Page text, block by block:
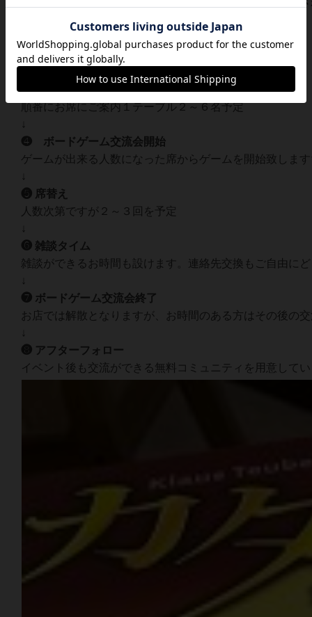
受付にお時間がかかる場合がありますので、早めに受付
❷ ソフトドリンクオーダー
１ドリンク付きです✨
❸ ご案内
順番にお席にご案内１テーブル２～６名予定
↓
❹ ボードゲーム交流会開始
ゲームが出来る人数になった席からゲームを開始致しま
↓
❺ 席替え
人数次第ですが２～３回を予定
↓
❻ 雑談タイム
雑談ができるお時間も設けます。連絡先交換もご自由に
↓
❼ ボードゲーム交流会終了
お店では解散となりますが、お時間のある方はその後の
↓
❽ アフターフォロー
イベント後も交流ができる無料コミュニティを用意して